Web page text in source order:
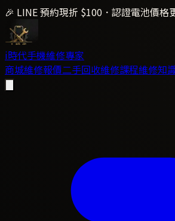
🎉 LINE 預約現折 $100．認證電池價格
i時代手機維修專家
商城維修報價二手回收維修課程維修知